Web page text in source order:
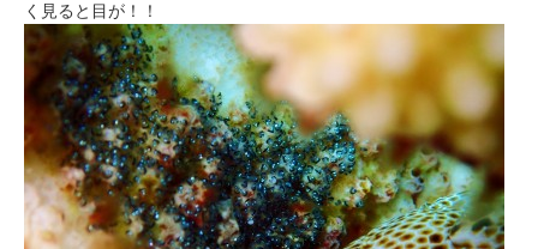
く見ると目が！！